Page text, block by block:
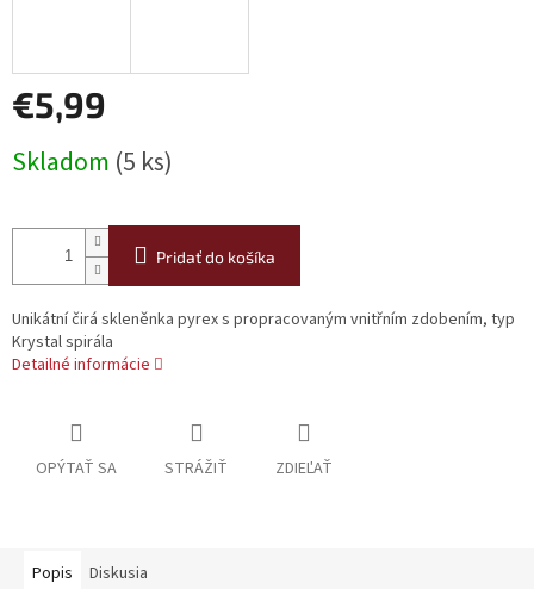
€5,99
cena:
Skladom (5 ks)
Pridať do košíka
Unikátní čirá skleněnka pyrex s propracovaným vnitřním zdobením, typ
Krystal spirála
Detailné informácie
OPÝTAŤ SA STRÁŽIŤ ZDIEĽAŤ
Popis Diskusia